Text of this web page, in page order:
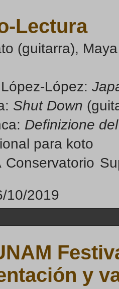
Lectura
(guitarra),
López:
Shut Down
Definizione
para koto
Conservatorio
10/2019
y